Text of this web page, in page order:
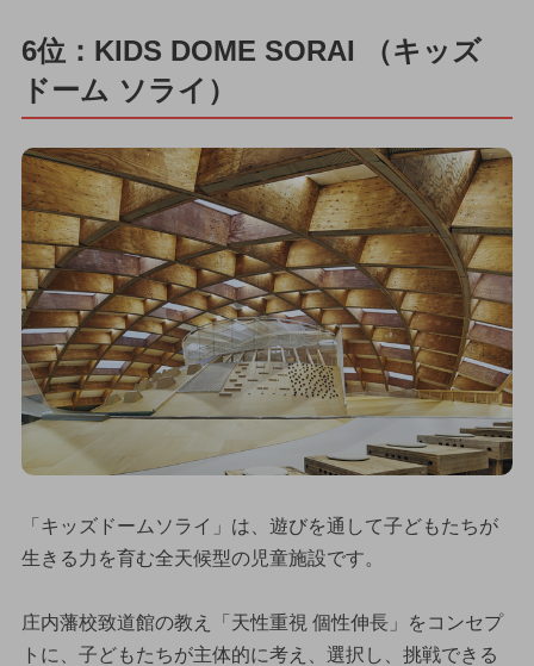
6位：KIDS DOME SORAI （キッズ
ドーム ソライ）
「キッズドームソライ」は、遊びを通して子どもたちが
生きる力を育む全天候型の児童施設です。
庄内藩校致道館の教え「天性重視 個性伸長」をコンセプ
トに、子どもたちが主体的に考え、選択し、挑戦できる